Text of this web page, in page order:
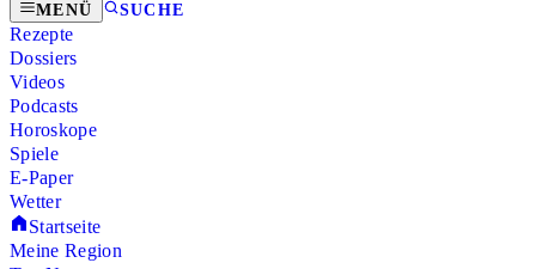
MENÜ SUCHE
Rezepte
Dossiers
Videos
Podcasts
Horoskope
Spiele
E-Paper
Wetter
Startseite
Meine Region